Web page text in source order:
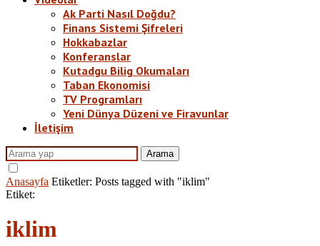
Ak Parti Nasıl Doğdu?
Finans Sistemi Şifreleri
Hokkabazlar
Konferanslar
Kutadgu Bilig Okumaları
Taban Ekonomisi
TV Programları
Yeni Dünya Düzeni ve Firavunlar
İletişim
Arama
Anasayfa Etiketler: Posts tagged with "iklim"
Etiket:
iklim